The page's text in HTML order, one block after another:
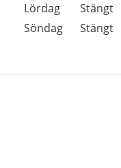
Lördag
Stängt
Söndag
Stängt